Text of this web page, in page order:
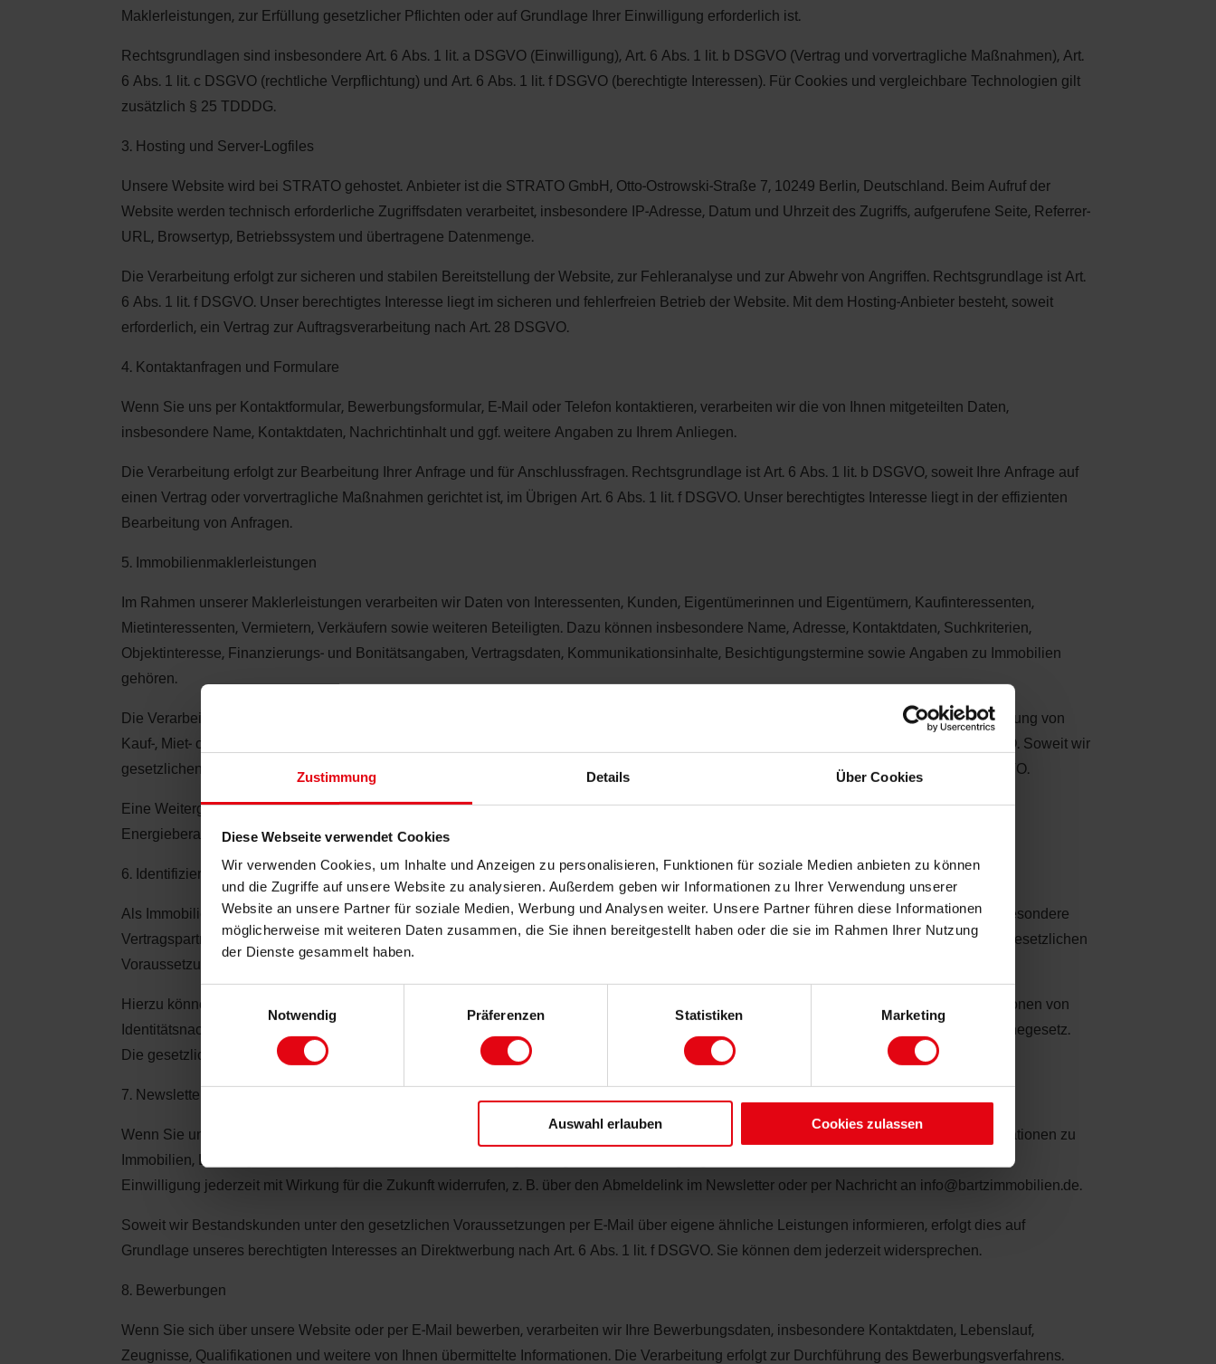
Zustimmung Details Über Cookies
Diese Webseite verwendet Cookies
Wir verwenden Cookies, um Inhalte und Anzeigen zu personalisieren, Funktionen für soziale Medien anbieten zu können
und die Zugriffe auf unsere Website zu analysieren. Außerdem geben wir Informationen zu Ihrer Verwendung unserer
Website an unsere Partner für soziale Medien, Werbung und Analysen weiter. Unsere Partner führen diese Informationen
möglicherweise mit weiteren Daten zusammen, die Sie ihnen bereitgestellt haben oder die sie im Rahmen Ihrer Nutzung
der Dienste gesammelt haben.
Notwendig
Präferenzen Statistiken Marketing
Auswahl erlauben Cookies zulassen
Maklerleistungen, zur Erfüllung gesetzlicher Pflichten oder auf Grundlage Ihrer Einwilligung erforderlich ist.
Rechtsgrundlagen sind insbesondere Art. 6 Abs. 1 lit. a DSGVO (Einwilligung), Art. 6 Abs. 1 lit. b DSGVO (Vertrag und vorvertragliche Maßnahmen), Art.
6 Abs. 1 lit. c DSGVO (rechtliche Verpflichtung) und Art. 6 Abs. 1 lit. f DSGVO (berechtigte Interessen). Für Cookies und vergleichbare Technologien gilt
zusätzlich § 25 TDDDG.
3. Hosting und Server-Logfiles
Unsere Website wird bei STRATO gehostet. Anbieter ist die STRATO GmbH, Otto-Ostrowski-Straße 7, 10249 Berlin, Deutschland. Beim Aufruf der
Website werden technisch erforderliche Zugriffsdaten verarbeitet, insbesondere IP-Adresse, Datum und Uhrzeit des Zugriffs, aufgerufene Seite, Referrer-
URL, Browsertyp, Betriebssystem und übertragene Datenmenge.
Die Verarbeitung erfolgt zur sicheren und stabilen Bereitstellung der Website, zur Fehleranalyse und zur Abwehr von Angriffen. Rechtsgrundlage ist Art.
6 Abs. 1 lit. f DSGVO. Unser berechtigtes Interesse liegt im sicheren und fehlerfreien Betrieb der Website. Mit dem Hosting-Anbieter besteht, soweit
erforderlich, ein Vertrag zur Auftragsverarbeitung nach Art. 28 DSGVO.
4. Kontaktanfragen und Formulare
Wenn Sie uns per Kontaktformular, Bewerbungsformular, E-Mail oder Telefon kontaktieren, verarbeiten wir die von Ihnen mitgeteilten Daten,
insbesondere Name, Kontaktdaten, Nachrichtinhalt und ggf. weitere Angaben zu Ihrem Anliegen.
Die Verarbeitung erfolgt zur Bearbeitung Ihrer Anfrage und für Anschlussfragen. Rechtsgrundlage ist Art. 6 Abs. 1 lit. b DSGVO, soweit Ihre Anfrage auf
einen Vertrag oder vorvertragliche Maßnahmen gerichtet ist, im Übrigen Art. 6 Abs. 1 lit. f DSGVO. Unser berechtigtes Interesse liegt in der effizienten
Bearbeitung von Anfragen.
5. Immobilienmaklerleistungen
Im Rahmen unserer Maklerleistungen verarbeiten wir Daten von Interessenten, Kunden, Eigentümerinnen und Eigentümern, Kaufinteressenten,
Mietinteressenten, Vermietern, Verkäufern sowie weiteren Beteiligten. Dazu können insbesondere Name, Adresse, Kontaktdaten, Suchkriterien,
Objektinteresse, Finanzierungs- und Bonitätsangaben, Vertragsdaten, Kommunikationsinhalte, Besichtigungstermine sowie Angaben zu Immobilien
gehören.
Die Verarbeitung erfolgt zur Durchführung vorvertraglicher Maßnahmen, zur Anbahnung und Durchführung von Maklerverträgen, zur Vermittlung von
Kauf-, Miet- oder sonstigen Immobilienverträgen sowie zur Kommunikation mit den Beteiligten. Rechtsgrundlage ist Art. 6 Abs. 1 lit. b DSGVO. Soweit wir
gesetzlichen Pflichten unterliegen, etwa steuer-, handels- oder geldwäscherechtlichen Pflichten, ist Rechtsgrundlage Art. 6 Abs. 1 lit. c DSGVO.
Eine Weitergabe kann, soweit erforderlich, an Vertragsparteien, Notare, Finanzierungsinstitute, Dienstleister, Hausverwaltungen, Fotografen,
Energieberater, Handwerker, Immobilienportale, IT-Dienstleister, Steuerberater, Rechtsberater und Behörden erfolgen.
6. Identifizierung nach dem Geldwäschegesetz
Als Immobilienmakler können wir verpflichtet sein, Identitätsdaten nach dem Geldwäschegesetz zu erheben und zu prüfen. Dies betrifft insbesondere
Vertragspartner, Parteien eines vermittelten Rechtsgeschäfts, wirtschaftlich Berechtigte und ggf. für diese auftretende Personen, sobald die gesetzlichen
Voraussetzungen vorliegen.
Hierzu können insbesondere Name, Geburtsdatum, Geburtsort, Staatsangehörigkeit, Anschrift, Ausweisdaten und Kopien oder Dokumentationen von
Identitätsnachweisen verarbeitet werden. Rechtsgrundlage ist Art. 6 Abs. 1 lit. c DSGVO in Verbindung mit den Pflichten aus dem Geldwäschegesetz.
Die gesetzlich erforderlichen Nachweise werden in der Regel fünf Jahre aufbewahrt, soweit keine längeren gesetzlichen Fristen gelten.
7. Newsletter und werbliche Kommunikation
Wenn Sie unseren Newsletter abonnieren oder in werbliche Kommunikation einwilligen, verarbeiten wir Ihre Kontaktdaten, um Ihnen Informationen zu
Immobilien, Leistungen und Neuigkeiten zuzusenden. Rechtsgrundlage ist Ihre Einwilligung nach Art. 6 Abs. 1 lit. a DSGVO. Sie können Ihre
Einwilligung jederzeit mit Wirkung für die Zukunft widerrufen, z. B. über den Abmeldelink im Newsletter oder per Nachricht an info@bartzimmobilien.de.
Soweit wir Bestandskunden unter den gesetzlichen Voraussetzungen per E-Mail über eigene ähnliche Leistungen informieren, erfolgt dies auf
Grundlage unseres berechtigten Interesses an Direktwerbung nach Art. 6 Abs. 1 lit. f DSGVO. Sie können dem jederzeit widersprechen.
8. Bewerbungen
Wenn Sie sich über unsere Website oder per E-Mail bewerben, verarbeiten wir Ihre Bewerbungsdaten, insbesondere Kontaktdaten, Lebenslauf,
Zeugnisse, Qualifikationen und weitere von Ihnen übermittelte Informationen. Die Verarbeitung erfolgt zur Durchführung des Bewerbungsverfahrens.